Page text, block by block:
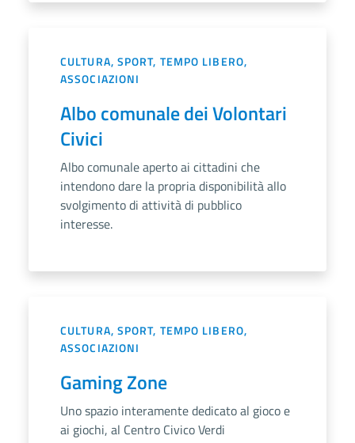
CULTURA, SPORT, TEMPO LIBERO,
ASSOCIAZIONI
Albo comunale dei Volontari
Civici
Albo comunale aperto ai cittadini che
intendono dare la propria disponibilità allo
svolgimento di attività di pubblico
interesse.
CULTURA, SPORT, TEMPO LIBERO,
ASSOCIAZIONI
Gaming Zone
Uno spazio interamente dedicato al gioco e
ai giochi, al Centro Civico Verdi